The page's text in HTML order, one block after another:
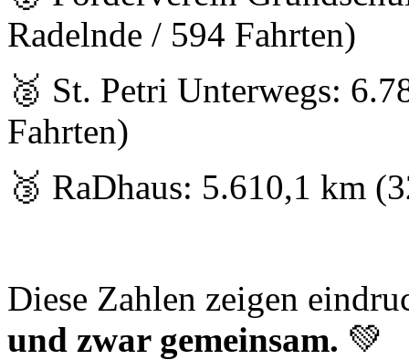
Radelnde / 594 Fahrten)
🥈 St. Petri Unterwegs:
Fahrten)
🥉 RaDhaus: 5.610,1 km
Diese Zahlen zeigen
und zwar gemeinsam. 💚